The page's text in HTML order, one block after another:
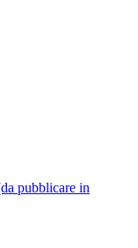
pubblicare in